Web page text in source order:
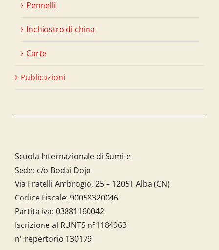
Pennelli
Inchiostro di china
Carte
Publicazioni
Scuola Internazionale di Sumi-e
Sede: c/o Bodai Dojo
Via Fratelli Ambrogio, 25 – 12051 Alba (CN)
Codice Fiscale: 90058320046
Partita iva: 03881160042
Iscrizione al RUNTS n°1184963
n° repertorio 130179